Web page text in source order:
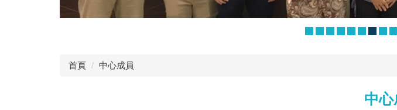
首頁 中心成員
中心